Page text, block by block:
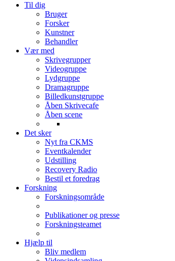
Til dig
Bruger
Forsker
Kunstner
Behandler
Vær med
Skrivegrupper
Videogruppe
Lydgruppe
Dramagruppe
Billedkunstgruppe
Åben Skrivecafe
Åben scene
Det sker
Nyt fra CKMS
Eventkalender
Udstilling
Recovery Radio
Bestil et foredrag
Forskning
Forskningsområde
Publikationer og presse
Forskningsteamet
Hjælp til
Bliv medlem